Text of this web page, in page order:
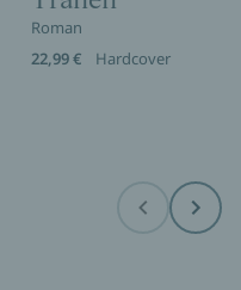
Roman
22,99 €
Hardcover
Before Next